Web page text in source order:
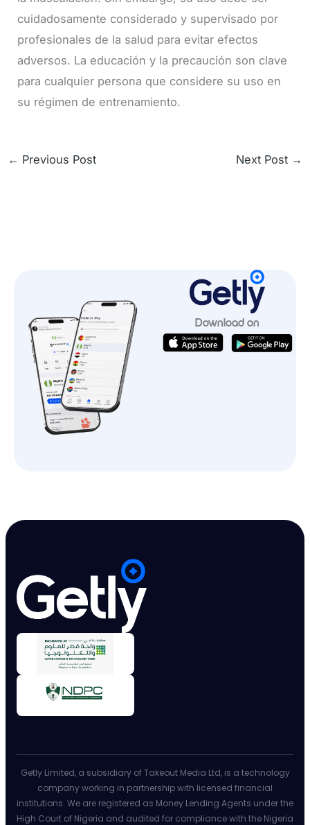
cuidadosamente considerado y supervisado por
profesionales de la salud para evitar efectos
adversos. La educación y la precaución son clave
para cualquier persona que considere su uso en
su régimen de entrenamiento.
← Previous Post Next Post →
Download on
Getly Limited, a subsidiary of Takeout Media Ltd, is a technology
company working in partnership with licensed financial
institutions. We are registered as Money Lending Agents under the
High Court of Nigeria and audited for compliance with the Nigeria